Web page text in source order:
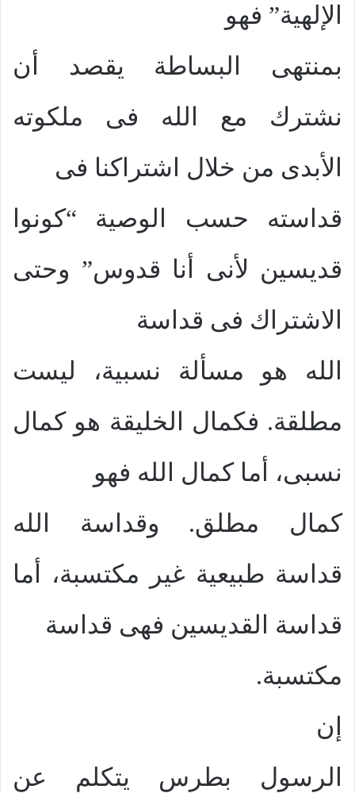
الإلهية” فهو
بمنتهى البساطة يقصد أن
نشترك مع الله فى ملكوته
الأبدى من خلال اشتراكنا فى
قداسته حسب الوصية “كونوا
قديسين لأنى أنا قدوس” وحتى
الاشتراك فى قداسة
الله هو مسألة نسبية، ليست
مطلقة. فكمال الخليقة هو كمال
نسبى، أما كمال الله فهو
كمال مطلق. وقداسة الله
قداسة طبيعية غير مكتسبة، أما
قداسة القديسين فهى قداسة
مكتسبة.
إن
الرسول بطرس يتكلم عن